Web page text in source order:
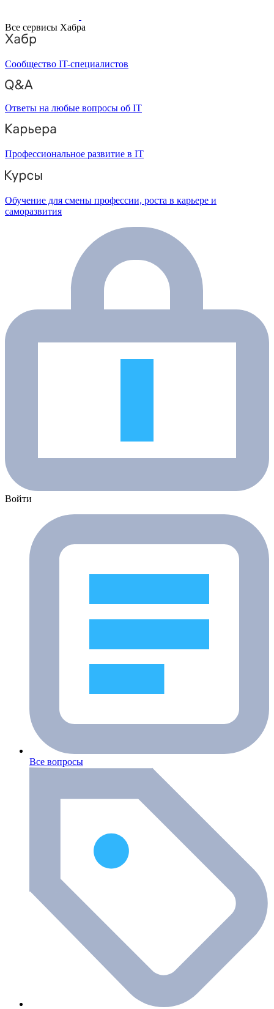
Все сервисы Хабра
Сообщество IT-специалистов
Ответы на любые вопросы об IT
Профессиональное развитие в IT
Обучение для смены профессии, роста в карьере и
саморазвития
Войти
Все вопросы